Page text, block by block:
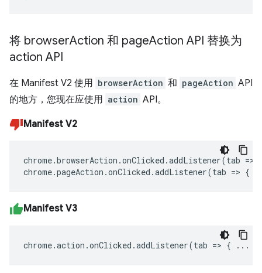
将 browserAction 和 pageAction API 替换为
action API
在 Manifest V2 使用 browserAction 和 pageAction API
的地方，您现在应使用 action API。
Manifest V2
chrome.browserAction .onClicked .addListener(tab =>
chrome.pageAction .onClicked .addListener(tab => {
Manifest V3
chrome.action .onClicked .addListener(tab => { ...